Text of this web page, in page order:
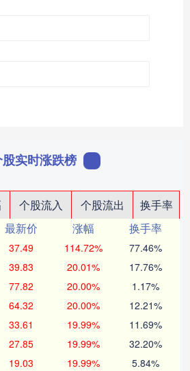
实时涨跌榜
个股流入 个股流出
换手率
最新价 涨幅
换手率
37.49 114.72% 77.46%
39.83 20.01% 17.76%
77.82 20.00% 1.17%
64.32 20.00% 12.21%
33.61 19.99% 11.69%
27.85 19.99% 32.20%
19.03 19.99% 5.84%